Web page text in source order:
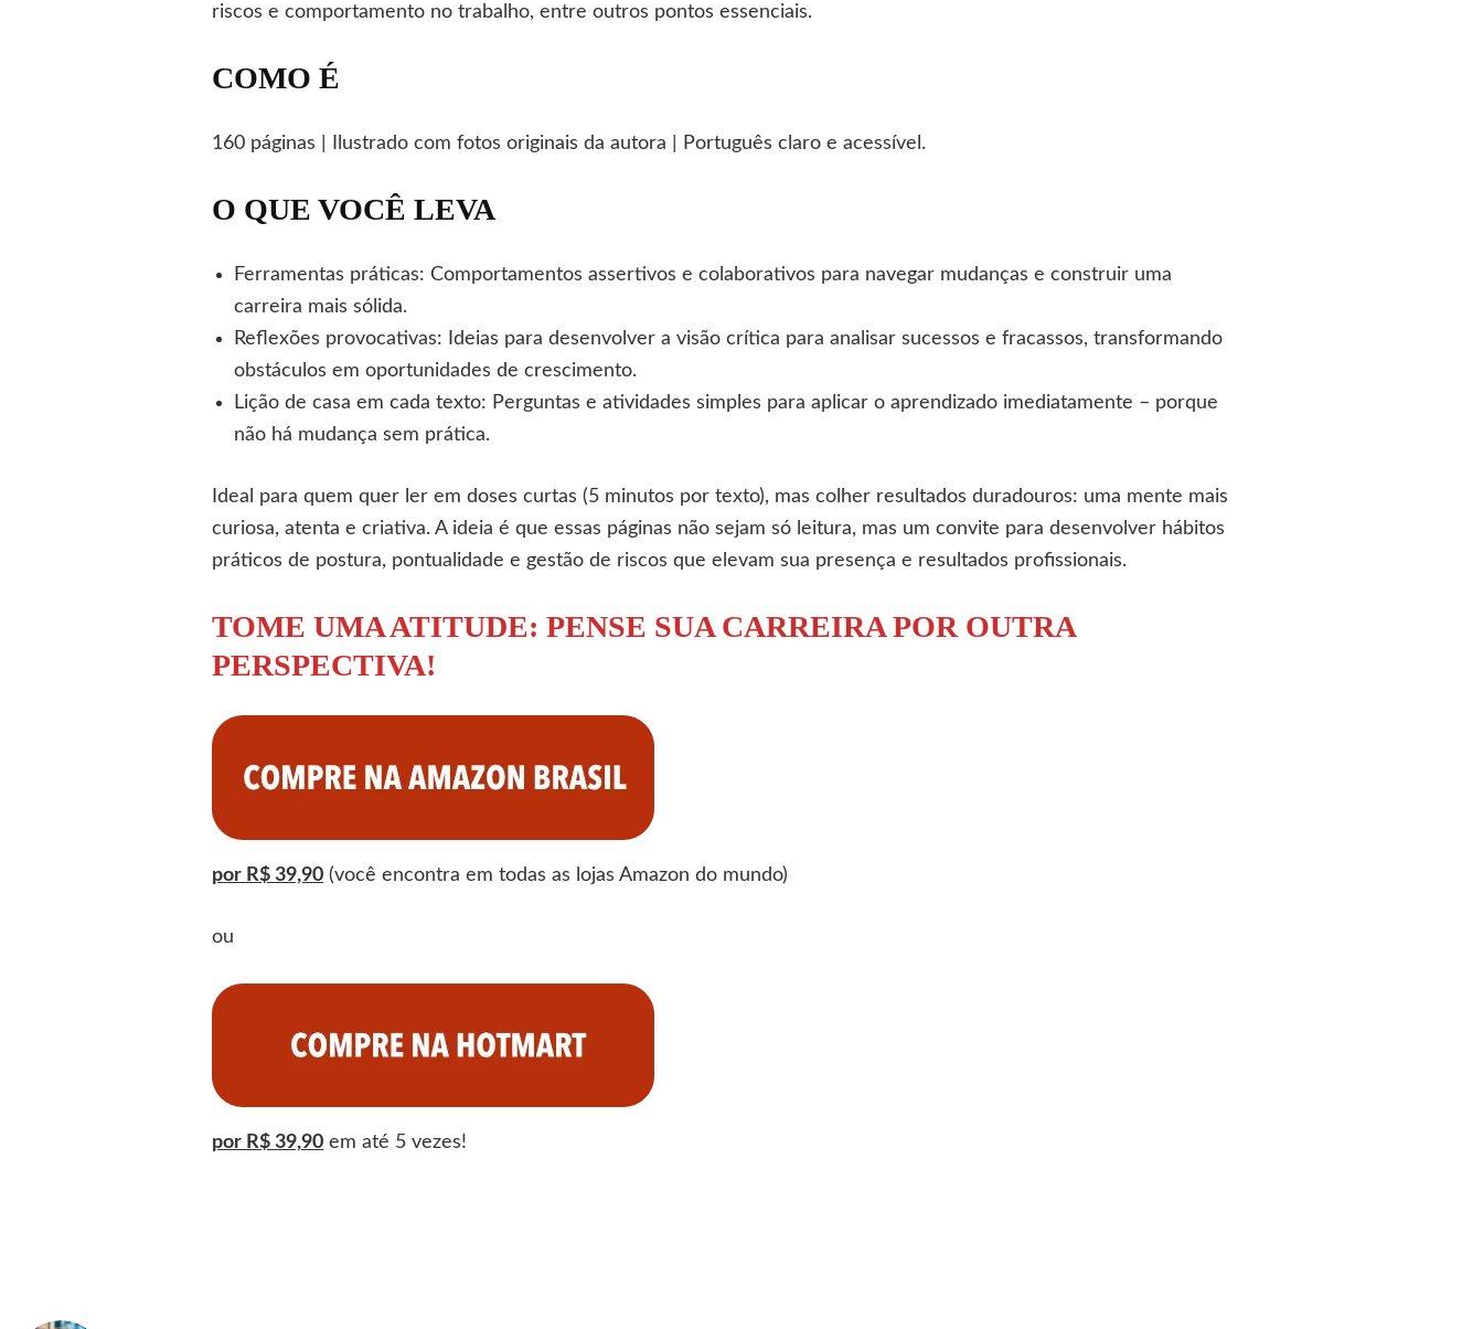
riscos e comportamento no trabalho, entre outros pontos essenciais.
COMO É
160 páginas | Ilustrado com fotos originais da autora | Português claro e acessível.
O QUE VOCÊ LEVA
Ferramentas práticas: Comportamentos assertivos e colaborativos para navegar mudanças e construir uma
carreira mais sólida.
Reflexões provocativas: Ideias para desenvolver a visão crítica para analisar sucessos e fracassos, transformando
obstáculos em oportunidades de crescimento.
Lição de casa em cada texto: Perguntas e atividades simples para aplicar o aprendizado imediatamente – porque
não há mudança sem prática.
Ideal para quem quer ler em doses curtas (5 minutos por texto), mas colher resultados duradouros: uma mente mais
curiosa, atenta e criativa. A ideia é que essas páginas não sejam só leitura, mas um convite para desenvolver hábitos
práticos de postura, pontualidade e gestão de riscos que elevam sua presença e resultados profissionais.
TOME UMA ATITUDE: PENSE SUA CARREIRA POR OUTRA
PERSPECTIVA!
por R$ 39,90 (você encontra em todas as lojas Amazon do mundo)
ou
por R$ 39,90 em até 5 vezes!